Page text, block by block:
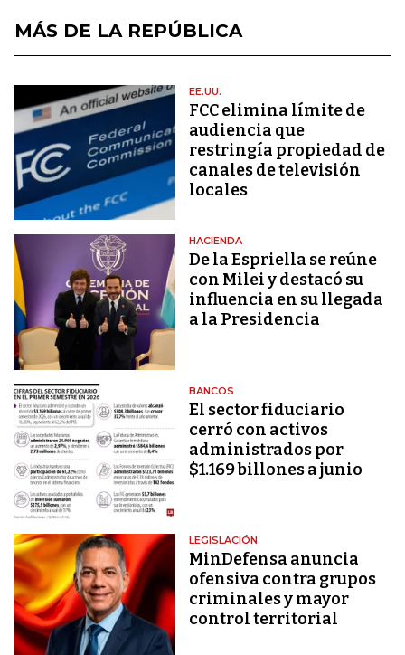
MÁS DE LA REPÚBLICA
EE.UU.
FCC elimina límite de
audiencia que
restringía propiedad de
canales de televisión
locales
HACIENDA
De la Espriella se reúne
con Milei y destacó su
influencia en su llegada
a la Presidencia
BANCOS
El sector fiduciario
cerró con activos
administrados por
$1.169 billones a junio
LEGISLACIÓN
MinDefensa anuncia
ofensiva contra grupos
criminales y mayor
control territorial